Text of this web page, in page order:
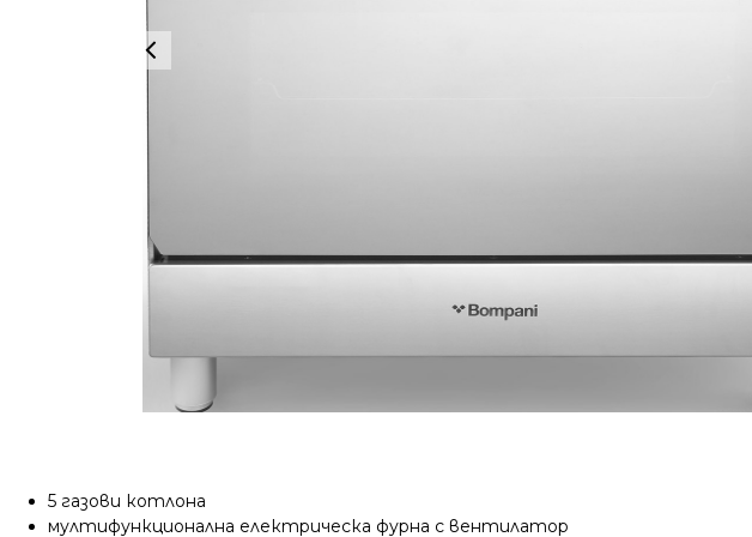
5 газови котлона
мултифункционална електрическа фурна с вентилатор